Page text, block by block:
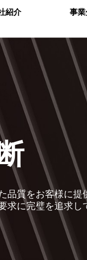
紹介 事
質をお客様に提
求に完璧を追求し